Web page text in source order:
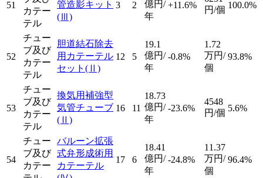
51
カテー
テル
管造影キット
(Ⅲ)
3 2
億円/
年
+11.6%
円/個 100.0%
52
チュー
ブ及び
カテー
テル
胆道結石除去
用カテーテル
セット (Ⅱ)
12 5
19.1
億円/
年
-0.8%
1.72
万円/
個
93.8%
53
チュー
ブ及び
カテー
テル
換気用補強型
気管チューブ
(Ⅱ)
16 11
18.73
億円/
年
-23.6%
4548
円/個 5.6%
54
チュー
ブ及び
カテー
バルーン拡張
式弁形成術用
カテーテル
17 6
18.41
億円/
年
-24.8%
11.37
万円/
個
96.4%